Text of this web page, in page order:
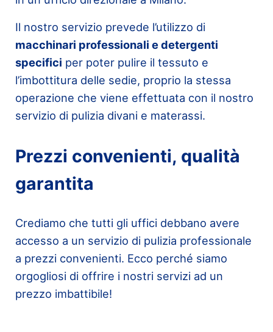
Il nostro servizio prevede l’utilizzo di
macchinari professionali e detergenti
specifici per poter pulire il tessuto e
l’imbottitura delle sedie, proprio la stessa
operazione che viene effettuata con il nostro
servizio di pulizia divani e materassi.
Prezzi convenienti, qualità
garantita
Crediamo che tutti gli uffici debbano avere
accesso a un servizio di pulizia professionale
a prezzi convenienti. Ecco perché siamo
orgogliosi di offrire i nostri servizi ad un
prezzo imbattibile!